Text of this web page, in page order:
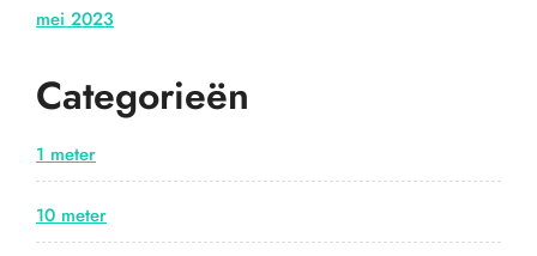
mei 2023
Categorieën
1 meter
10 meter